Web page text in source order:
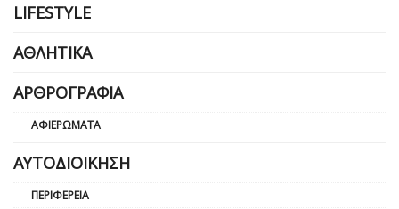
LIFESTYLE
ΑΘΛΗΤΙΚΆ
ΑΡΘΡΟΓΡΑΦΊΑ
ΑΦΙΕΡΏΜΑΤΑ
ΑΥΤΟΔΙΟΊΚΗΣΗ
ΠΕΡΙΦΈΡΕΙΑ